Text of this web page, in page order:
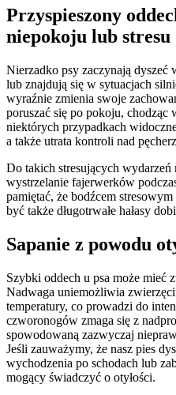
Przyspieszony
niepokoju lub stresu
Nierzadko psy zaczynają dyszeć
lub znajdują się w sytuacjach
wyraźnie zmienia swoje
poruszać się po pokoju, chodząc
niektórych przypadkach
a także utrata kontroli nad
Do takich stresujących
wystrzelanie fajerwerków
pamiętać, że bodźcem
być także długotrwałe hałasy
Sapanie z powodu
Szybki oddech u psa może mieć
Nadwaga uniemożliwia
temperatury, co prowadzi do
czworonogów zmaga się z
spowodowaną zazwyczaj
Jeśli zauważymy, że nasz pies
wychodzenia po schodach lub
mogący świadczyć o otyłości.